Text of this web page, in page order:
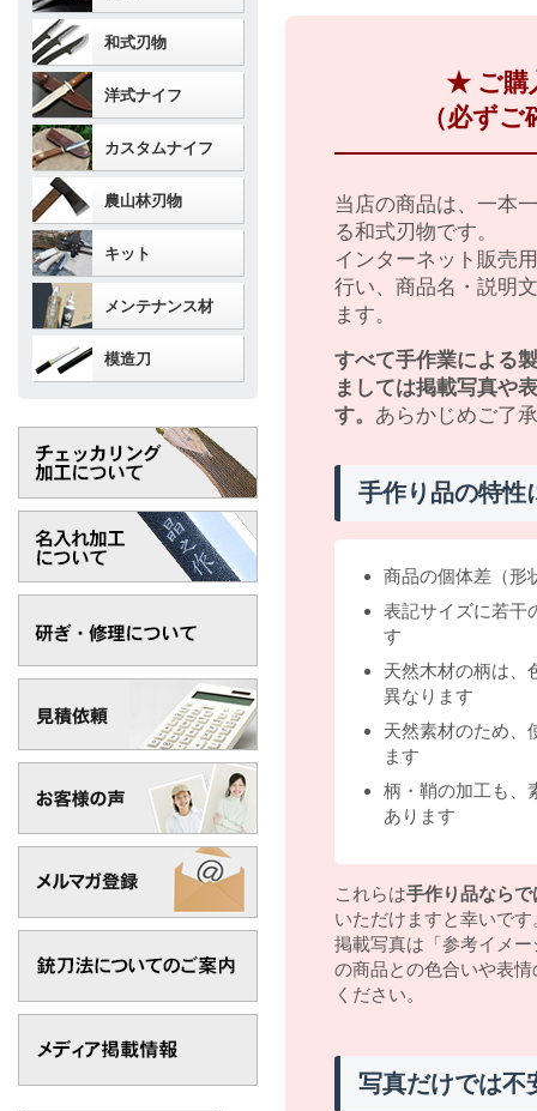
★ ご購
（必ず
当店の商品は、一本
る和式刃物です。
インターネット販売
行い、商品名・説明
ます。
すべて手作業による
ましては掲載写真や
す。 あらかじめご了
手作り品の特性
商品の個体差（形
表記サイズに若干
す
天然木材の柄は、
異なります
天然素材のため、
ます
柄・鞘の加工も、
あります
これらは手作り品なら
いただけますと幸いです
掲載写真は「参考イメ
の商品との色合いや表
ください。
写真だけでは不
和式刃物
洋式ナイフ
カスタムナイフ
農山林刃物
キット
メンテナンス材
模造刀